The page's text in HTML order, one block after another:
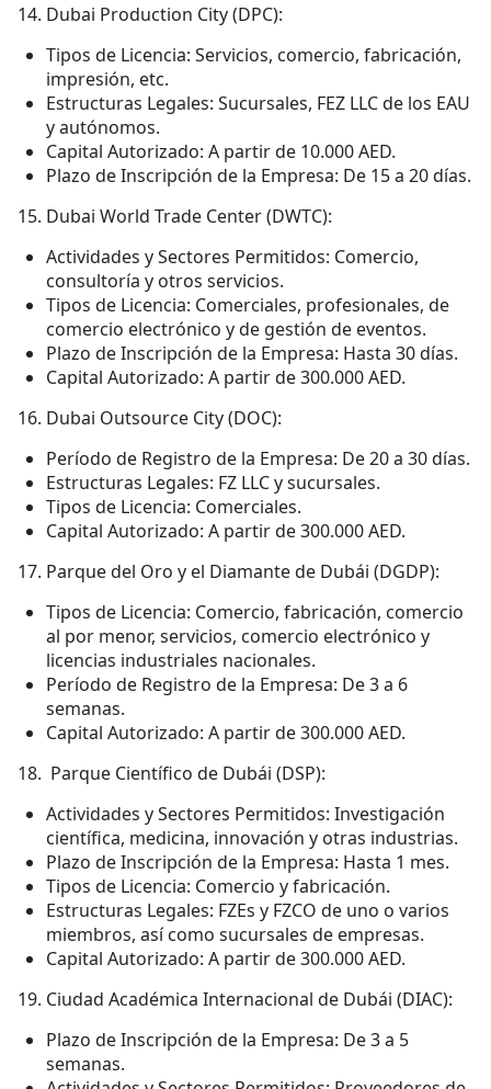
Dubai Production City (DPC):
Tipos de Licencia: Servicios, comercio, fabricación,
impresión, etc.
Estructuras Legales: Sucursales, FEZ LLC de los EAU
y autónomos.
Capital Autorizado: A partir de 10.000 AED.
Plazo de Inscripción de la Empresa: De 15 a 20 días.
Dubai World Trade Center (DWTC):
Actividades y Sectores Permitidos: Comercio,
consultoría y otros servicios.
Tipos de Licencia: Comerciales, profesionales, de
comercio electrónico y de gestión de eventos.
Plazo de Inscripción de la Empresa: Hasta 30 días.
Capital Autorizado: A partir de 300.000 AED.
Dubai Outsource City (DOC):
Período de Registro de la Empresa: De 20 a 30 días.
Estructuras Legales: FZ LLC y sucursales.
Tipos de Licencia: Comerciales.
Capital Autorizado: A partir de 300.000 AED.
Parque del Oro y el Diamante de Dubái (DGDP):
Tipos de Licencia: Comercio, fabricación, comercio
al por menor, servicios, comercio electrónico y
licencias industriales nacionales.
Período de Registro de la Empresa: De 3 a 6
semanas.
Capital Autorizado: A partir de 300.000 AED.
Parque Científico de Dubái (DSP):
Actividades y Sectores Permitidos: Investigación
científica, medicina, innovación y otras industrias.
Plazo de Inscripción de la Empresa: Hasta 1 mes.
Tipos de Licencia: Comercio y fabricación.
Estructuras Legales: FZEs y FZCO de uno o varios
miembros, así como sucursales de empresas.
Capital Autorizado: A partir de 300.000 AED.
Ciudad Académica Internacional de Dubái (DIAC):
Plazo de Inscripción de la Empresa: De 3 a 5
semanas.